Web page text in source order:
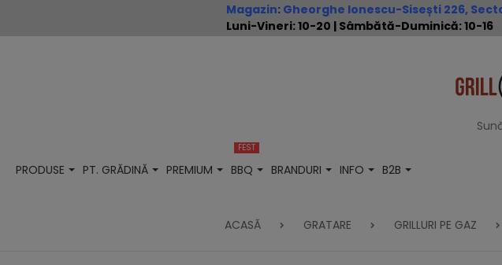
Magazin: Gheorghe Ionescu-Sisești 226,
Luni-Vineri: 10-20 | Sâmbătă-Duminică: 10-16
PRODUSE PT. GRĂDINĂ PREMIUM BBQ
FEST
BRANDURI INFO
B2B
ACASĂ GRATARE GRILLURI PE GAZ